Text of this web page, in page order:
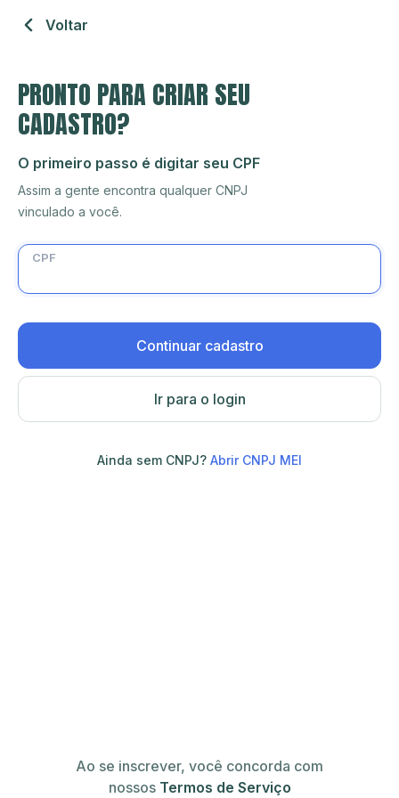
Voltar
PRONTO PARA CRIAR SEU
CADASTRO?
O primeiro passo é digitar seu CPF
Assim a gente encontra qualquer CNPJ
vinculado a você.
CPF
Continuar cadastro
Ir para o login
Ainda sem CNPJ? Abrir CNPJ MEI
Ao se inscrever, você concorda com
nossos Termos de Serviço